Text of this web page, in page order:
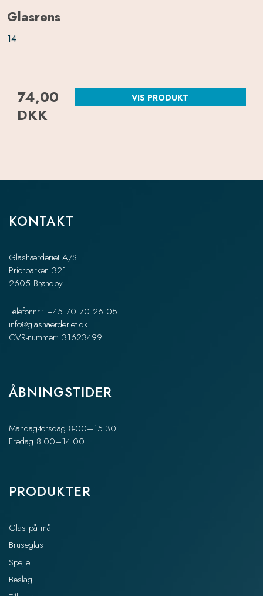
Glasrens
14
74,00
DKK
VIS PRODUKT
KONTAKT
Glashærderiet A/S
Priorparken 321
2605 Brøndby
Telefonnr.: +45 70 70 26 05
info@glashaerderiet.dk
CVR-nummer: 31623499
ÅBNINGSTIDER
Mandag-torsdag 8-00–15.30
Fredag 8.00–14.00
PRODUKTER
Glas på mål
Bruseglas
Spejle
Beslag